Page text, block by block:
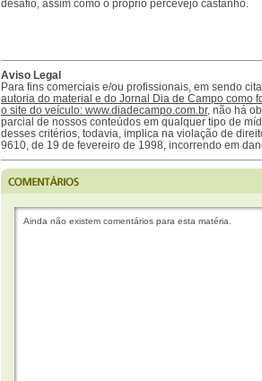
desafio, assim como o próprio percevejo castanho.
Aviso Legal
Para fins comerciais e/ou profissionais, em sendo
autoria do material e do Jornal Dia de Campo como
o site do veículo: www.diadecampo.com.br, não há
parcial de nossos conteúdos em qualquer tipo de
desses critérios, todavia, implica na violação de
9610, de 19 de fevereiro de 1998, incorrendo em
Ainda não existem comentários para esta matéria.